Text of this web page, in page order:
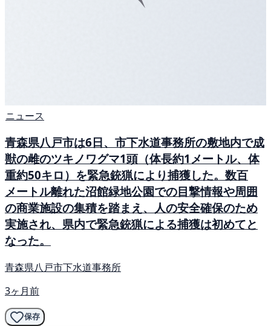
ニュース
青森県八戸市は6日、市下水道事務所の敷地内で成
獣の雌のツキノワグマ1頭（体長約1メートル、体
重約50キロ）を緊急銃猟により捕獲した。数百
メートル離れた沼館緑地公園での目撃情報や周囲
の商業施設の集積を踏まえ、人の安全確保のため
実施され、県内で緊急銃猟による捕獲は初めてと
なった。
青森県八戸市下水道事務所
3ヶ月前
保存